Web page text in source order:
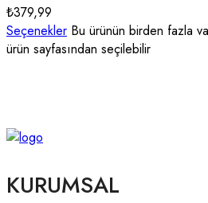
₺379,99
Seçenekler Bu ürünün birden fazla
ürün sayfasından seçilebilir
KURUMSAL